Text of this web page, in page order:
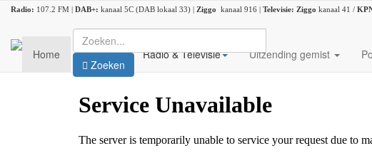
Radio: 107.2 FM | DAB+: kanaal 5C (DAB lokaal 33) | Ziggo kanaal 916 | Televisie: Ziggo kanaal 41 /
Home Nieuws Radio & Televisie Uitzending gemist
Zoeken